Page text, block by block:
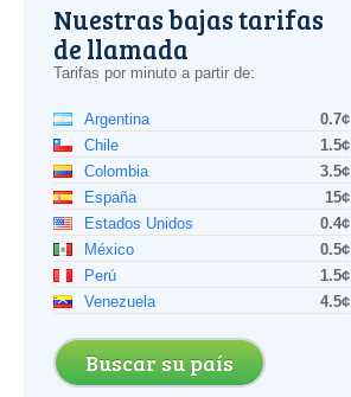
Nuestras bajas tarifas
de llamada
Tarifas por minuto a partir de:
Argentina
0.7¢
Chile
1.5¢
Colombia
3.5¢
España
15¢
Estados Unidos
0.4¢
México
0.5¢
Perú
1.5¢
Venezuela
4.5¢
Buscar su país